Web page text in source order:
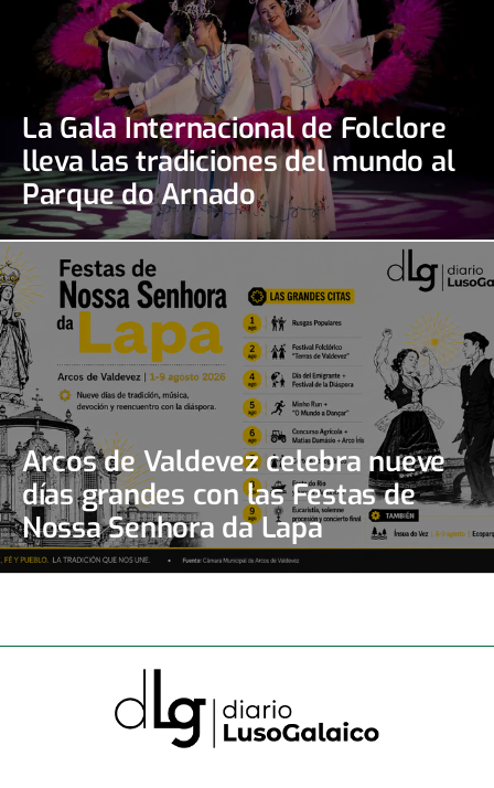
La Gala Internacional de Folclore
lleva las tradiciones del mundo al
Parque do Arnado
Arcos de Valdevez celebra nueve
días grandes con las Festas de
Nossa Senhora da Lapa